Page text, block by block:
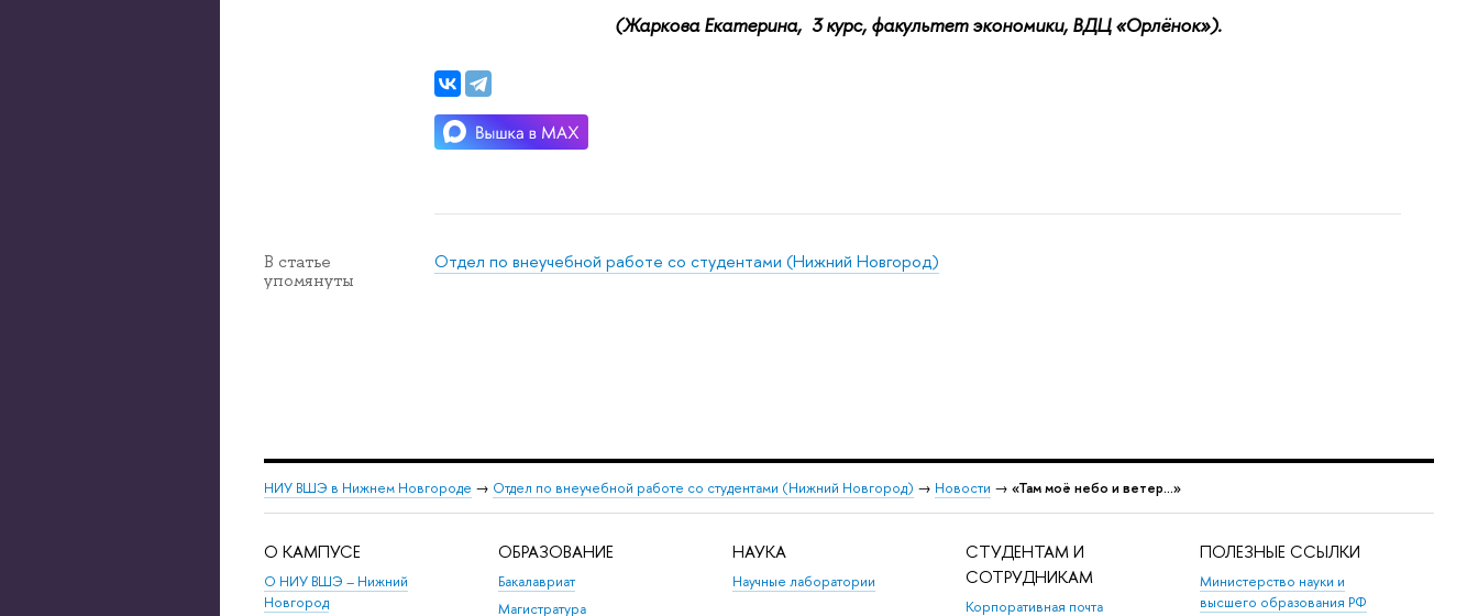
(Жаркова Екатерина, 3 курс, факультет экономики, ВДЦ «Орлёнок»).
В статье
упомянуты
Отдел по внеучебной работе со студентами (Нижний Новгород)
НИУ ВШЭ в Нижнем Новгороде → Отдел по внеучебной работе со студентами (Нижний Новгород) → Новости → «Там моё небо и ветер…»
О КАМПУСЕ
О НИУ ВШЭ – Нижний
Новгород
ОБРАЗОВАНИЕ
Бакалавриат
Магистратура
НАУКА
Научные лаборатории
СТУДЕНТАМ И
СОТРУДНИКАМ
Корпоративная почта
ПОЛЕЗНЫЕ ССЫЛКИ
Министерство науки и
высшего образования РФ